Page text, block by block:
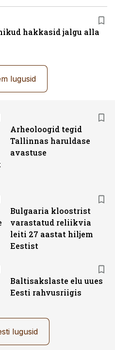
hakkasid jalgu alla
lugusid
Arheoloogid tegid
Tallinnas haruldase
avastuse
Bulgaaria kloostrist
varastatud reliikvia
leiti 27 aastat hiljem
Eestist
Baltisakslaste elu uues
Eesti rahvusriigis
lugusid